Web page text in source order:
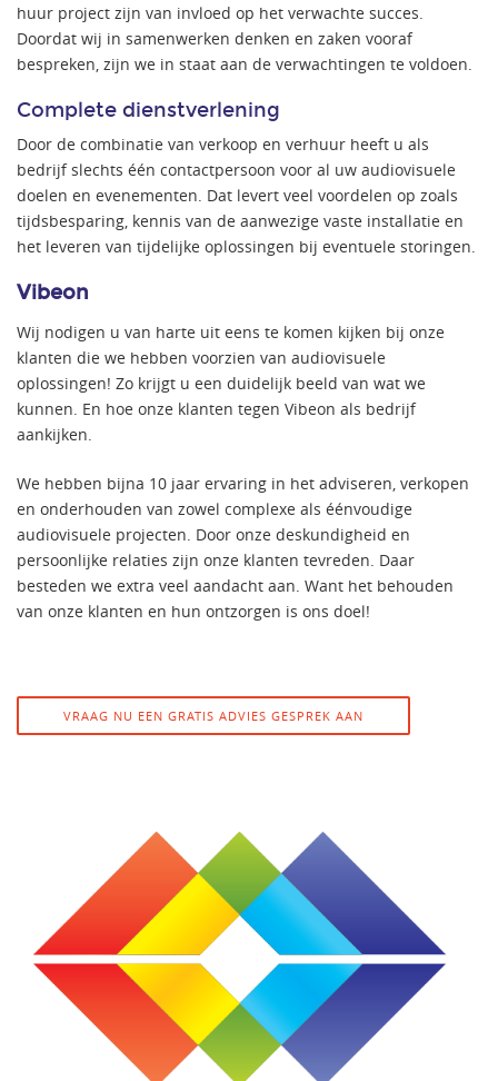
huur project zijn van invloed op het verwachte succes.
Doordat wij in samenwerken denken en zaken vooraf
bespreken, zijn we in staat aan de verwachtingen te voldoen.
Complete dienstverlening
Door de combinatie van verkoop en verhuur heeft u als
bedrijf slechts één contactpersoon voor al uw audiovisuele
doelen en evenementen. Dat levert veel voordelen op zoals
tijdsbesparing, kennis van de aanwezige vaste installatie en
het leveren van tijdelijke oplossingen bij eventuele storingen.
Vibeon
Wij nodigen u van harte uit eens te komen kijken bij onze
klanten die we hebben voorzien van audiovisuele
oplossingen! Zo krijgt u een duidelijk beeld van wat we
kunnen. En hoe onze klanten tegen Vibeon als bedrijf
aankijken.
We hebben bijna 10 jaar ervaring in het adviseren, verkopen
en onderhouden van zowel complexe als éénvoudige
audiovisuele projecten. Door onze deskundigheid en
persoonlijke relaties zijn onze klanten tevreden. Daar
besteden we extra veel aandacht aan. Want het behouden
van onze klanten en hun ontzorgen is ons doel!
VRAAG NU EEN GRATIS ADVIES GESPREK AAN